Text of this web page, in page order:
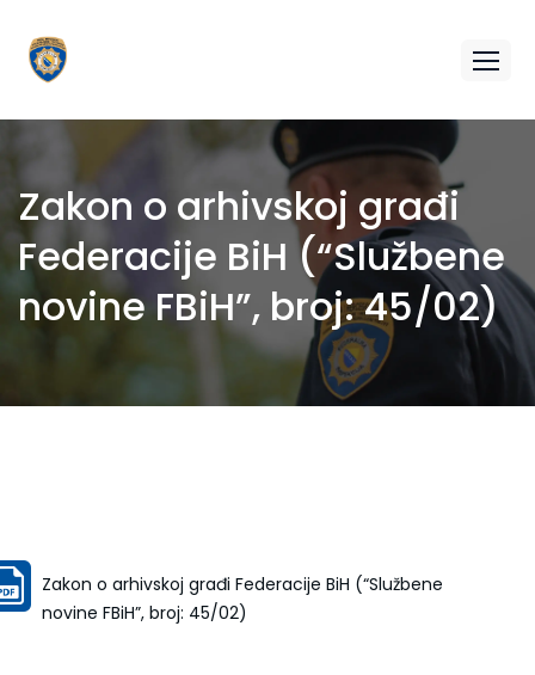
Zakon o arhivskoj građi
Federacije BiH (“Službene
novine FBiH”, broj: 45/02)
Zakon o arhivskoj građi Federacije BiH (“Službene
novine FBiH”, broj: 45/02)